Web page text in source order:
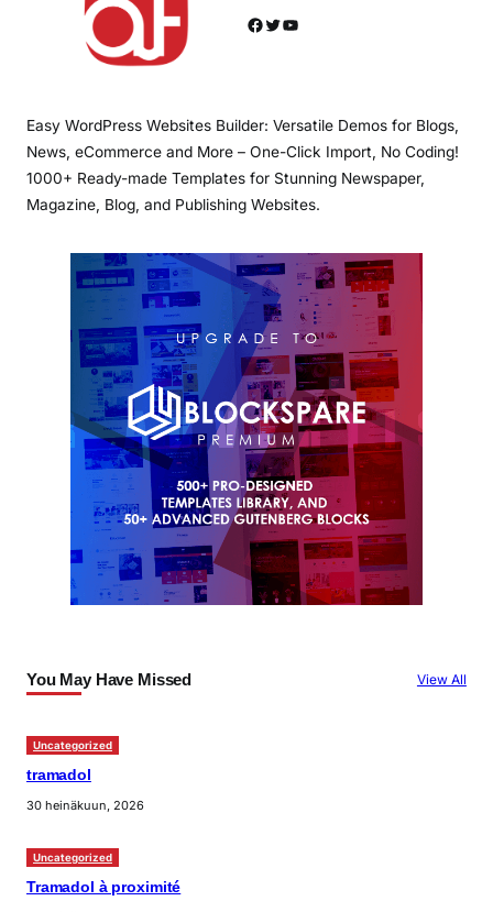
Facebook Twitter YouTube
Easy WordPress Websites Builder: Versatile Demos for Blogs,
News, eCommerce and More – One-Click Import, No Coding!
1000+ Ready-made Templates for Stunning Newspaper,
Magazine, Blog, and Publishing Websites.
You May Have Missed View All
Uncategorized
tramadol
30 heinäkuun, 2026
Uncategorized
Tramadol à proximité